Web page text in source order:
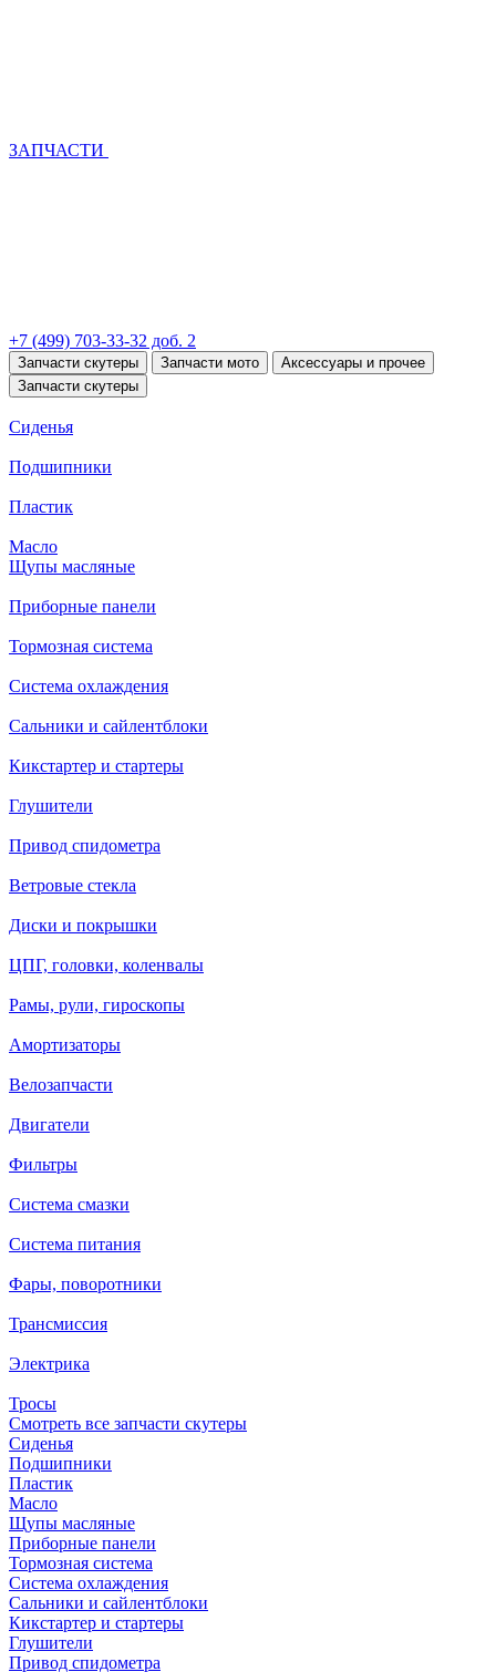
ЗАПЧАСТИ
+7 (499) 703-33-32 доб. 2
Запчасти скутеры Запчасти мото
Аксессуары и прочее
Запчасти скутеры
Сиденья
Подшипники
Пластик
Масло
Щупы масляные
Приборные панели
Тормозная система
Система охлаждения
Сальники и сайлентблоки
Кикстартер и стартеры
Глушители
Привод спидометра
Ветровые стекла
Диски и покрышки
ЦПГ, головки, коленвалы
Рамы, рули, гироскопы
Амортизаторы
Велозапчасти
Двигатели
Фильтры
Система смазки
Система питания
Фары, поворотники
Трансмиссия
Электрика
Тросы
Смотреть все запчасти скутеры
Сиденья
Подшипники
Пластик
Масло
Щупы масляные
Приборные панели
Тормозная система
Система охлаждения
Сальники и сайлентблоки
Кикстартер и стартеры
Глушители
Привод спидометра